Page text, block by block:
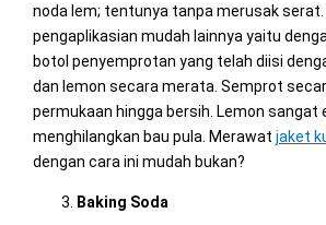
noda lem; tentunya tanpa merusak serat.
pengaplikasian mudah lainnya yaitu
botol penyemprotan yang telah diisi
dan lemon secara merata. Semprot
permukaan hingga bersih. Lemon
menghilangkan bau pula. Merawat jaket
dengan cara ini mudah bukan?
Baking Soda